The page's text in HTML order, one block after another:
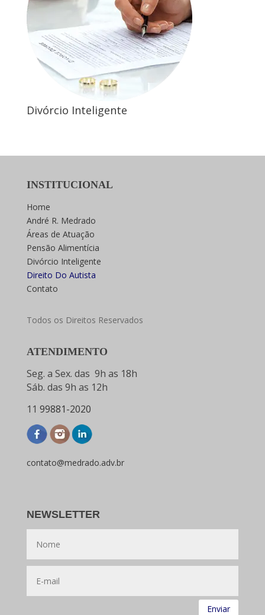
Divórcio Inteligente
INSTITUCIONAL
Home
André R. Medrado
Áreas de Atuação
Pensão Alimentícia
Divórcio Inteligente
Direito Do Autista
Contato
Todos os Direitos Reservados
ATENDIMENTO
Seg. a Sex. das 9h as 18h
Sáb. das 9h as 12h
11 99881-2020
contato@medrado.adv.br
NEWSLETTER
Enviar